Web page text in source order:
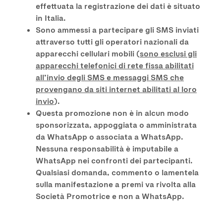
effettuata la registrazione dei dati è situato
in Italia.
Sono ammessi a partecipare gli SMS inviati
attraverso tutti gli operatori nazionali da
apparecchi cellulari mobili (sono esclusi gli
apparecchi telefonici di rete fissa abilitati
all’invio degli SMS e messaggi SMS che
provengano da siti internet abilitati al loro
invio).
Questa promozione non è in alcun modo
sponsorizzata, appoggiata o amministrata
da WhatsApp o associata a WhatsApp.
Nessuna responsabilità è imputabile a
WhatsApp nei confronti dei partecipanti.
Qualsiasi domanda, commento o lamentela
sulla manifestazione a premi va rivolta alla
Società Promotrice e non a WhatsApp.